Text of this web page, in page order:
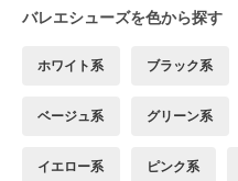
バレエシューズを色から探す
ホワイト系 ブラック系
ベージュ系 グリーン系
イエロー系 ピンク系